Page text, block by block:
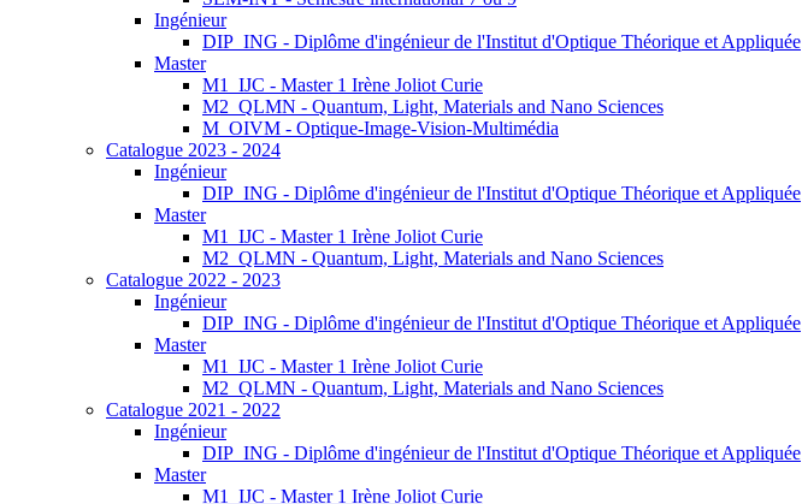
Ingénieur
DIP_ING - Diplôme d'ingénieur de l'Institut d'Optique Théorique et Appliquée
Master
M1_IJC - Master 1 Irène Joliot Curie
M2_QLMN - Quantum, Light, Materials and Nano Sciences
M_OIVM - Optique-Image-Vision-Multimédia
Catalogue 2023 - 2024
Ingénieur
DIP_ING - Diplôme d'ingénieur de l'Institut d'Optique Théorique et Appliquée
Master
M1_IJC - Master 1 Irène Joliot Curie
M2_QLMN - Quantum, Light, Materials and Nano Sciences
Catalogue 2022 - 2023
Ingénieur
DIP_ING - Diplôme d'ingénieur de l'Institut d'Optique Théorique et Appliquée
Master
M1_IJC - Master 1 Irène Joliot Curie
M2_QLMN - Quantum, Light, Materials and Nano Sciences
Catalogue 2021 - 2022
Ingénieur
DIP_ING - Diplôme d'ingénieur de l'Institut d'Optique Théorique et Appliquée
Master
M1_IJC - Master 1 Irène Joliot Curie